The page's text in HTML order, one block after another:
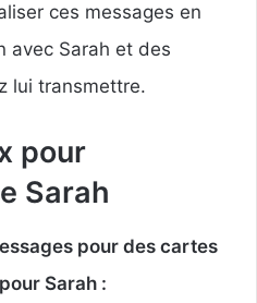
ces messages en
avec Sarah et des
lui transmettre.
pour
Sarah
pour des cartes
Sarah :